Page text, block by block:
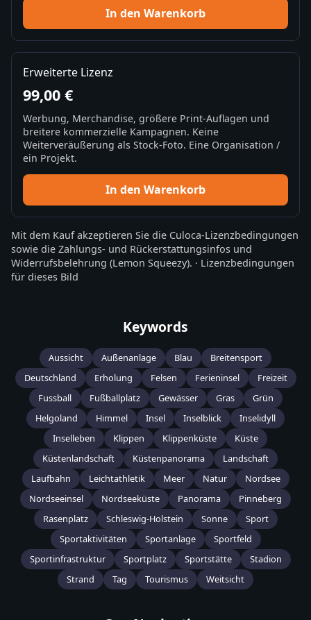
In den Warenkorb
Erweiterte Lizenz
99,00 €
Werbung, Merchandise, größere Print-Auflagen und
breitere kommerzielle Kampagnen. Keine
Weiterveräußerung als Stock-Foto. Eine Organisation /
ein Projekt.
In den Warenkorb
Mit dem Kauf akzeptieren Sie die Culoca-Lizenzbedingungen
sowie die Zahlungs- und Rückerstattungsinfos und
Widerrufsbelehrung (Lemon Squeezy). · Lizenzbedingungen
für dieses Bild
Keywords
Aussicht Außenanlage Blau
Breitensport
Deutschland
Erholung Felsen Ferieninsel
Freizeit
Fussball
Fußballplatz Gewässer Gras
Grün
Helgoland
Himmel Insel Inselblick
Inselidyll
Inselleben
Klippen Klippenküste
Küste
Küstenlandschaft
Küstenpanorama
Landschaft
Laufbahn
Leichtathletik Meer Natur
Nordsee
Nordseeinsel
Nordseeküste Panorama
Pinneberg
Rasenplatz
Schleswig-Holstein Sonne
Sport
Sportaktivitäten
Sportanlage
Sportfeld
Sportinfrastruktur
Sportplatz Sportstätte
Stadion
Strand
Tag Tourismus Weitsicht